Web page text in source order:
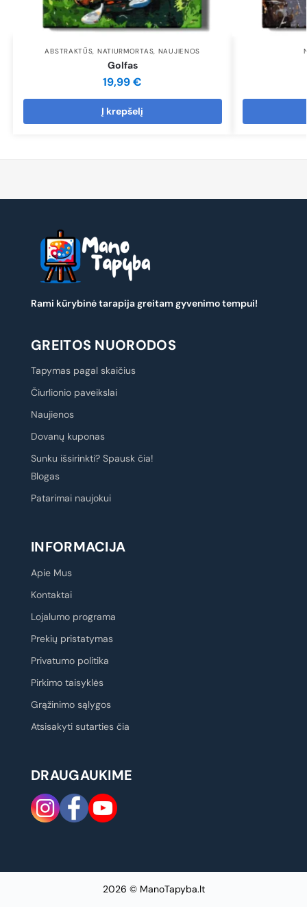
ABSTRAKTŪS NATIURMORTAS NAUJIENOS
Golfas
19,99€
Į krepšelį
Rami kūrybinė tarapija greitam gyvenimo tempui!
GREITOS NUORODOS
Tapymas pagal skaičius
Čiurlionio paveikslai
Naujienos
Dovanų kuponas
Sunku išsirinkti? Spausk čia!
Blogas
Patarimai naujokui
INFORMACIJA
Apie Mus
Kontaktai
Lojalumo programa
Prekių pristatymas
Privatumo politika
Pirkimo taisyklės
Grąžinimo sąlygos
Atsisakyti sutarties čia
DRAUGAUKIME
2026 © ManoTapyba.lt